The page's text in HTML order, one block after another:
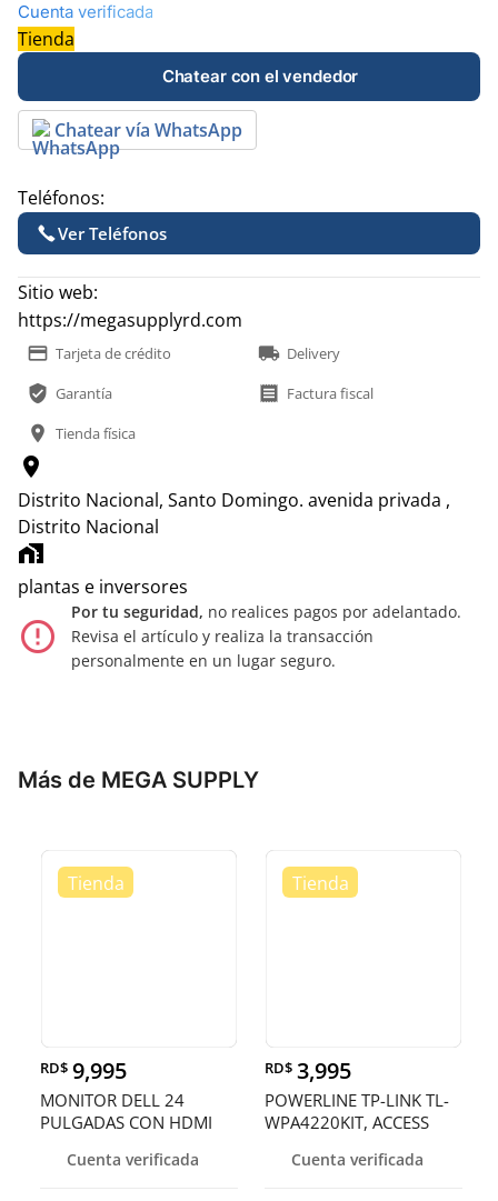
Cuenta verificada
Tienda
Chatear con el vendedor
Chatear vía WhatsApp
Teléfonos:
Ver Teléfonos
Sitio web:
https://megasupplyrd.com
payment Tarjeta de crédito local_shipping Delivery
verified_user Garantía receipt Factura fiscal
location_on Tienda física
location_on
Distrito Nacional, Santo Domingo. avenida privada ,
Distrito Nacional
home_work
plantas e inversores
error_outline
Por tu seguridad, no realices pagos por adelantado.
Revisa el artículo y realiza la transacción
personalmente en un lugar seguro.
Más de MEGA SUPPLY
RD$ 9,995
MONITOR DELL 24
PULGADAS CON HDMI
Cuenta verificada
RD$ 3,995
POWERLINE TP-LINK TL-
WPA4220KIT, ACCESS
2.4GHZ/300MBPS, 2
Cuenta verificada